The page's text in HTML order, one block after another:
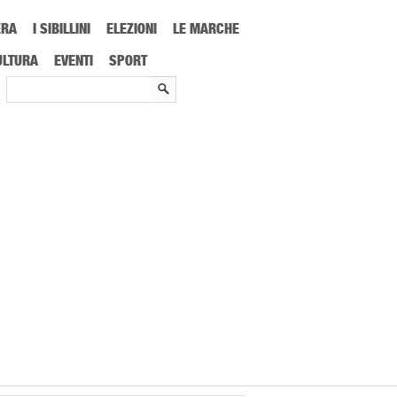
I SIBILLINI ELEZIONI
LE MARCHE
EVENTI SPORT